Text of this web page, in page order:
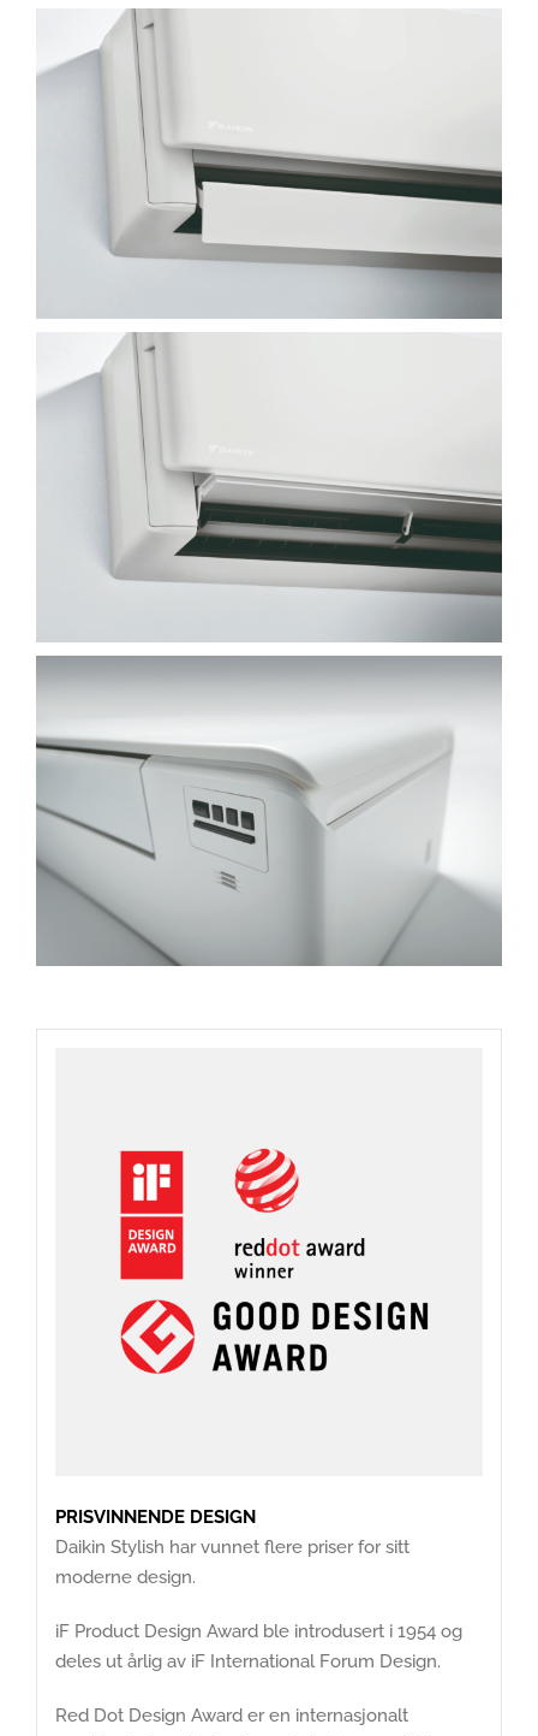
PRISVINNENDE DESIGN
Daikin Stylish har vunnet flere priser for sitt
moderne design.
iF Product Design Award ble introdusert i 1954 og
deles ut årlig av iF International Forum Design.
Red Dot Design Award er en internasjonalt